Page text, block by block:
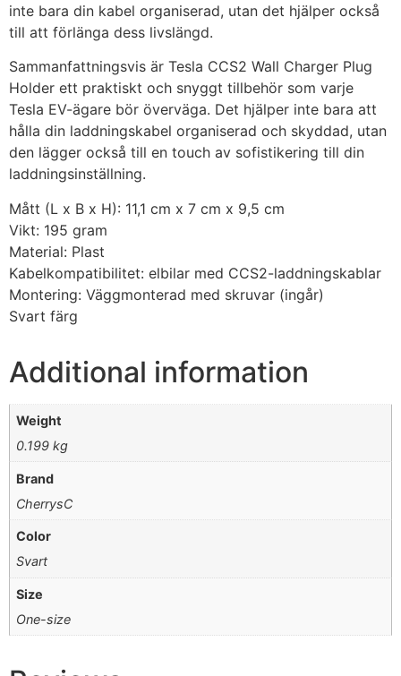
inte bara din kabel organiserad, utan det hjälper också
till att förlänga dess livslängd.
Sammanfattningsvis är Tesla CCS2 Wall Charger Plug
Holder ett praktiskt och snyggt tillbehör som varje
Tesla EV-ägare bör överväga. Det hjälper inte bara att
hålla din laddningskabel organiserad och skyddad, utan
den lägger också till en touch av sofistikering till din
laddningsinställning.
Mått (L x B x H): 11,1 cm x 7 cm x 9,5 cm
Vikt: 195 gram
Material: Plast
Kabelkompatibilitet: elbilar med CCS2-laddningskablar
Montering: Väggmonterad med skruvar (ingår)
Svart färg
Additional information
Weight
0.199 kg
Brand
CherrysC
Color
Svart
Size
One-size